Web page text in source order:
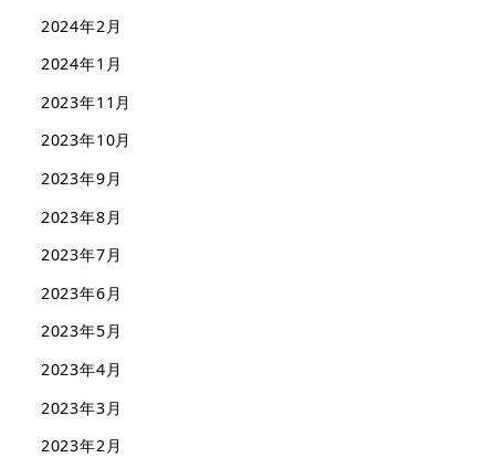
2024年2月
2024年1月
2023年11月
2023年10月
2023年9月
2023年8月
2023年7月
2023年6月
2023年5月
2023年4月
2023年3月
2023年2月